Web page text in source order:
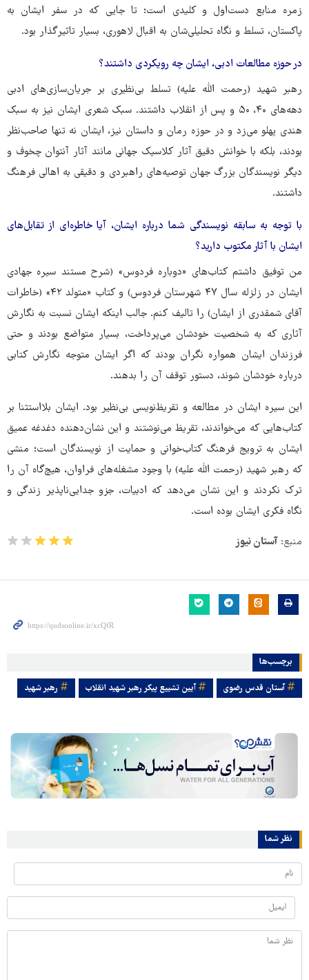
زمره منابع دست‌اول و کلیدی است؛ تا جایی که در سفر ایشان به
پاکستان، تسلط و نگاه تحلیلی‌شان به اقبال لاهوری، بسیار تاثیرگذار بود.
در حوزه مطالعات ادبی، ایشان چه رویکردی داشتند؟
رهبر شهید (رحمت الله علیه) تسلط بی‌نظیری بر جریان‌سازی‌های ادبی
دهه‌های ۴۰، ۵۰ و پس از انقلاب داشتند. سبک شعری ایشان نیز به سبک
هندی پهلو می‌زد و در حوزه رمان و داستان نیز، ایشان نه تنها صاحب‌نظر
بودند، بلکه با خوانش دقیق آثار کلاسیک جهانی مانند آثار آنتوان چخوف و
دیگر نویسندگان بزرگ جهان توصیه‌های راهبردی و دقیقی به اهالی فرهنگ
داشتند.
با توجه به سابقه نویسندگی شما درباره ایشان، آیا خاطره‌ای از تقابل‌های
ایشان با آثار مکتوب دارید؟
من توفیق داشتم کتاب‌های «دوباره فردوس» (شرح مستند سیره جهادی
ایشان در زلزله سال ۴۷ شهرستان فردوس) و کتاب «متولد ۴۲» (خاطرات
آقای شمقدری از ایشان) را تالیف کنم. جالب اینکه ایشان نسبت به نگارش
آثاری که به شخصیت خودشان می‌پرداخت، بسیار متواضع بودند و حتی
فرزندان ایشان همواره نگران بودند که اگر ایشان متوجه نگارش کتابی
درباره خودشان شوند، دستور توقف آن را بدهند.
این سیره ایشان در مطالعه و تقریظ‌نویسی بی‌نظیر بود. ایشان بلااستثنا بر
کتاب‌هایی که می‌خواندند، تقریظ می‌نوشتند و این نشان‌دهنده دغدغه عمیق
ایشان به ترویج فرهنگ کتاب‌خوانی و حمایت از نویسندگان است؛ منشی
که رهبر شهید (رحمت الله علیه) با وجود مشغله‌های فراوان، هیچ‌گاه آن را
ترک نکردند و این نشان می‌دهد که ادبیات، جزو جدایی‌ناپذیر زندگی و
نگاه فکری ایشان بوده است.
منبع: آستان نیوز
برچسب‌ها
آستان قدس رضوی آیین تشییع پیکر رهبر شهید انقلاب رهبر شهید
نظر شما